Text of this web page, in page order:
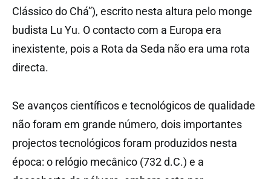
Clássico do Chá”), escrito nesta altura pelo monge
budista Lu Yu. O contacto com a Europa era
inexistente, pois a Rota da Seda não era uma rota
directa.
Se avanços científicos e tecnológicos de qualidade
não foram em grande número, dois importantes
projectos tecnológicos foram produzidos nesta
época: o relógio mecânico (732 d.C.) e a